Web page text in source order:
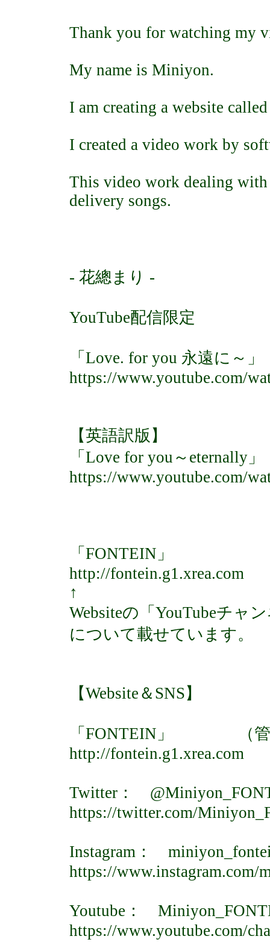
Thank you for watching my
My name is Miniyon.
I am creating a website
I created a video work by
This video work dealing
delivery songs.
- 花總まり -
YouTube配信限定
「Love. for you 永遠に～」
https://www.youtube.com/
【英語訳版】
「Love for you～eternally」
https://www.youtube.com/
「FONTEIN」
http://fontein.g1.xrea.com
↑
Websiteの「YouTubeチャ
について載せています。
【Website＆SNS】
「FONTEIN」 （管理
http://fontein.g1.xrea.com
Twitter：
https://twitter.com/
Instagram：
https://www.instagram.com/
Youtube：
https://www.youtube.com/